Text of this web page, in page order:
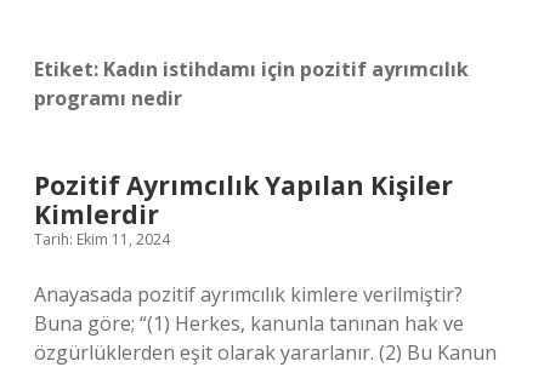
Etiket: Kadın istihdamı için pozitif ayrımcılık
programı nedir
Pozitif Ayrımcılık Yapılan Kişiler
Kimlerdir
Tarih: Ekim 11, 2024
Anayasada pozitif ayrımcılık kimlere verilmiştir?
Buna göre; “(1) Herkes, kanunla tanınan hak ve
özgürlüklerden eşit olarak yararlanır. (2) Bu Kanun